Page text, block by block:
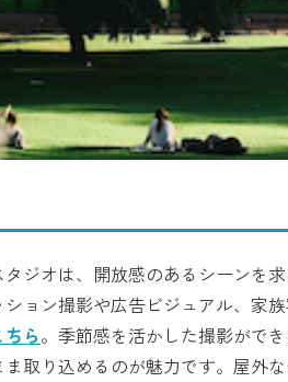
ジオは、開放感のあるシーンを
ョン撮影や広告ビジュアル、家
ら。季節感を活かした撮影がで
取り込めるのが魅力です。屋外